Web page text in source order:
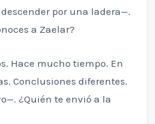
por una ladera—.
a Zaelar?
Hace mucho tiempo. En
Conclusiones diferentes.
¿Quién te envió a la